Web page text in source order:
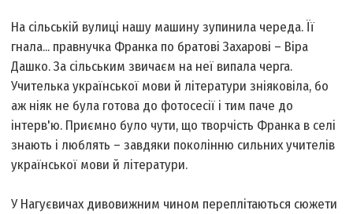
На сільській вулиці нашу машину зупинила череда. Її
гнала... правнучка Франка по братові Захарові – Віра
Дашко. За сільським звичаєм на неї випала черга.
Учителька української мови й літератури зніяковіла, бо
аж ніяк не була готова до фотосесії і тим паче до
інтерв'ю. Приємно було чути, що творчість Франка в селі
знають і люблять – завдяки поколінню сильних учителів
української мови й літератури.
У Нагуєвичах дивовижним чином переплітаються сюжети